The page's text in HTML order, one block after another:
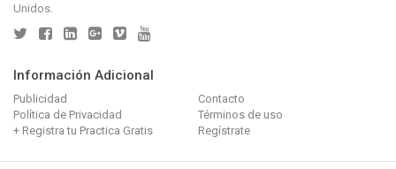
Unidos.
Información Adicional
Publicidad
Contacto
Política de Privacidad
Términos de uso
+ Registra tu Practica Gratis
Regístrate